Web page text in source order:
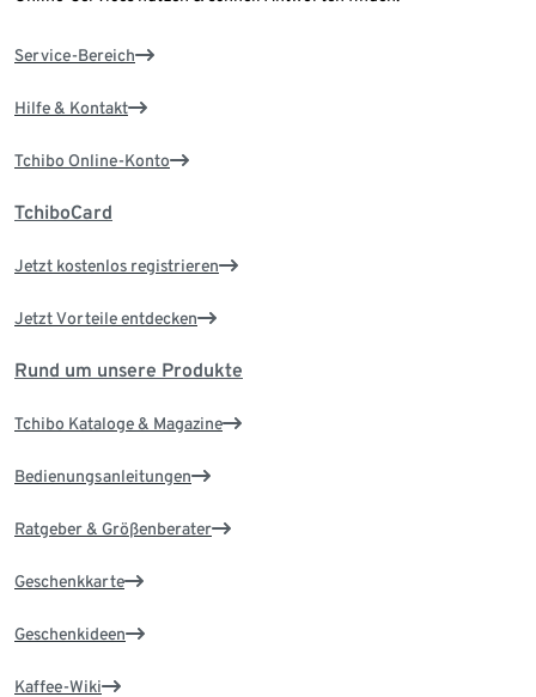
Service-Bereich
Hilfe & Kontakt
Tchibo Online-Konto
TchiboCard
Jetzt kostenlos registrieren
Jetzt Vorteile entdecken
Rund um unsere Produkte
Tchibo Kataloge & Magazine
Bedienungsanleitungen
Ratgeber & Größenberater
Geschenkkarte
Geschenkideen
Kaffee-Wiki